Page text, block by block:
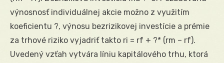
výnosnosť individuálnej akcie možno z využitím
koeficientu ?, výnosu bezrizikovej investície a prémie
za trhové riziko vyjadriť takto ri = rf + ?* (rm – rf).
Uvedený vzťah vytvára líniu kapitálového trhu, ktorá